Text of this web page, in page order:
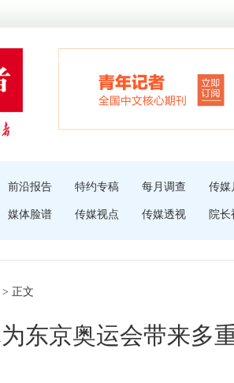
前沿报告 特约专稿 每月调查 传媒
媒体脸谱 传媒视点 传媒透视 院长
> 正文
东京奥运会带来多